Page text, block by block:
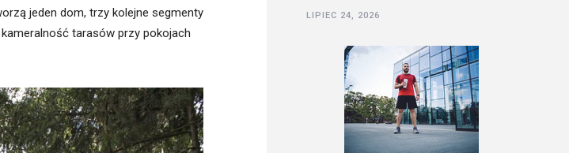
jeden dom, trzy kolejne segmenty
tarasów przy pokojach
LIPIEC 24, 2026